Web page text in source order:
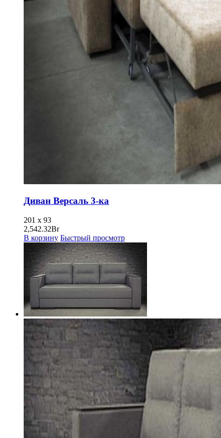
Диван Версаль 3-ка
201 x 93
2,542.32Br
В корзину Быстрый просмотр